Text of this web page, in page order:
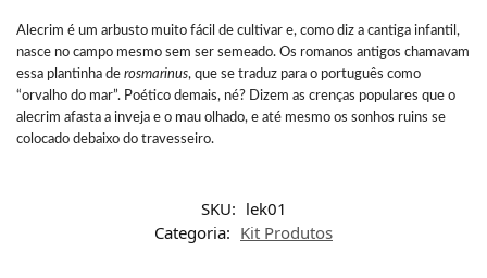
Alecrim é um arbusto muito fácil de cultivar e, como diz a cantiga infantil,
nasce no campo mesmo sem ser semeado. Os romanos antigos chamavam
essa plantinha de rosmarinus, que se traduz para o português como
“orvalho do mar”. Poético demais, né? Dizem as crenças populares que o
alecrim afasta a inveja e o mau olhado, e até mesmo os sonhos ruins se
colocado debaixo do travesseiro.
SKU: lek01
Categoria: Kit Produtos